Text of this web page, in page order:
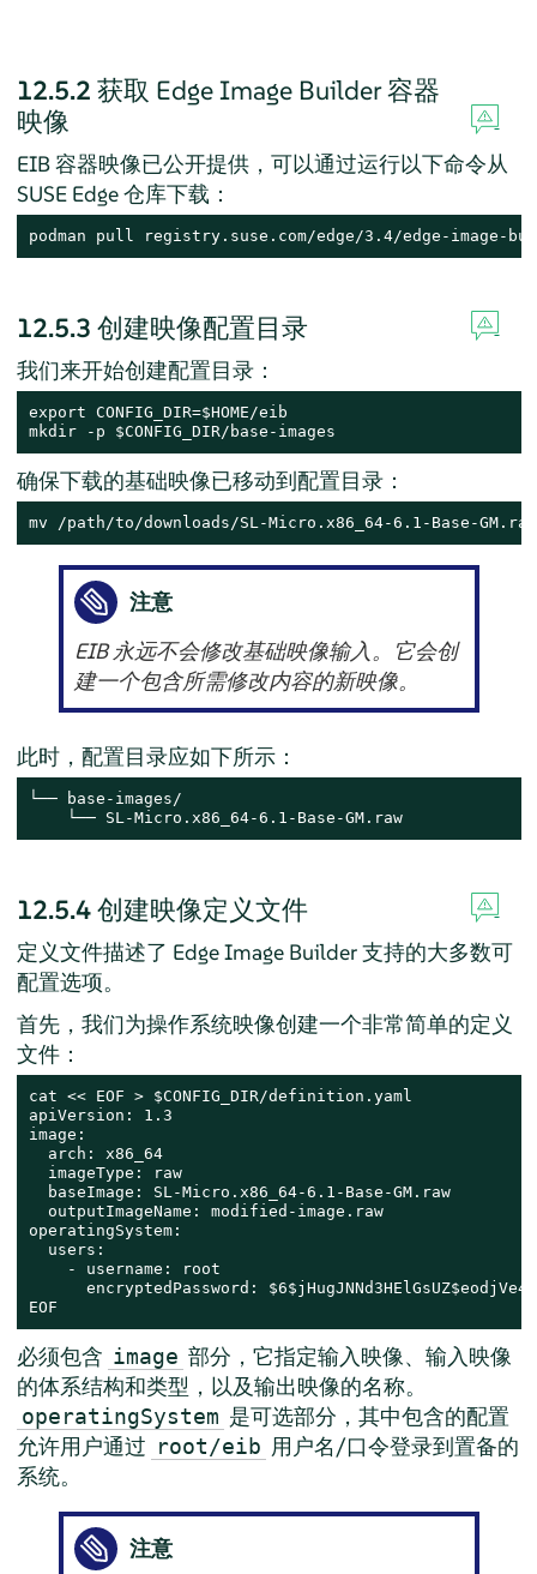
12.5.2 获取 Edge Image Builder 容器
映像
EIB 容器映像已公开提供，可以通过运行以下命令从
SUSE Edge 仓库下载：
podman pull registry.suse.com/edge/3.4/edge-image-
12.5.3 创建映像配置目录
我们来开始创建配置目录：
export CONFIG_DIR=$HOME/eib
mkdir -p $CONFIG_DIR/base-images
确保下载的基础映像已移动到配置目录：
mv /path/to/downloads/SL-Micro.x86_64-6.1-Base-GM.raw
注意
EIB 永远不会修改基础映像输入。它会创
建一个包含所需修改内容的新映像。
此时，配置目录应如下所示：
└── base-images/
    └── SL-Micro.x86_64-6.1-Base-GM.raw
12.5.4创建映像定义文件
定义文件描述了 Edge Image Builder 支持的大多数可
配置选项。
首先，我们为操作系统映像创建一个非常简单的定义
文件：
cat << EOF > $CONFIG_DIR/definition.yaml
apiVersion: 1.3
image:
  arch: x86_64
  imageType: raw
  baseImage: SL-Micro.x86_64-6.1-Base-GM.raw
  outputImageName: modified-image.raw
operatingSystem:
  users:
    - username: root
encryptedPassword:
EOF
必须包含 image 部分，它指定输入映像、输入映像
的体系结构和类型，以及输出映像的名称。
operatingSystem 是可选部分，其中包含的配置
允许用户通过 root/eib 用户名/口令登录到置备的
系统。
注意